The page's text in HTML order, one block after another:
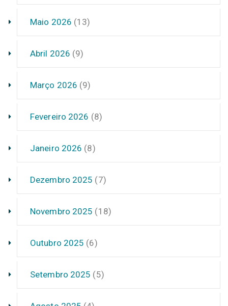
Maio 2026 (13)
Abril 2026 (9)
Março 2026 (9)
Fevereiro 2026 (8)
Janeiro 2026 (8)
Dezembro 2025 (7)
Novembro 2025 (18)
Outubro 2025 (6)
Setembro 2025 (5)